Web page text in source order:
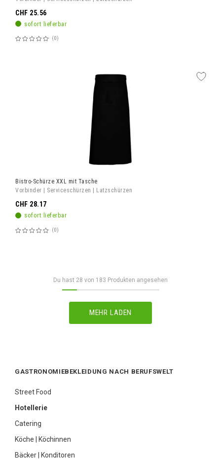
sofort lieferbar
Bewertung:
0
CHF 25.56
Bistro-Schürze XXL mit Tasche
Vorbinder | Serviceschürzen | Latzschürzen
sofort lieferbar
Bewertung:
0
CHF 28.17
Du hast 28 von 183 Produkten angesehen
MEHR LADEN
GASTRONOMIEBEKLEIDUNG NACH BERUFSWELT
Street Food
Hotellerie
Catering
Köche | Köchinnen
Bäcker | Konditoren